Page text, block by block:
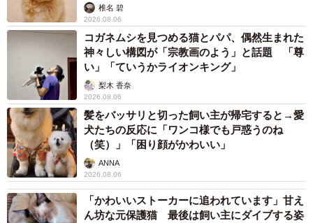
椎名 碧
2026.08.06
コガネムシを見つめる猫とパパ、偶然生まれた
神々しい構図が「宗教画のよう」と話題 「尊
い」「ていうかライオンキング」
梨木 香奈
2026.08.06
髪をバッサリと切った飼い主が帰宅すると→愛
犬たちの反応に「ワンコ様でも戸惑うのね
（笑）」「困り顔がかわいい」
ANNA
2026.08.06
「かわいいストーカーに追われています」甘え
ん坊な元保護猫 最後は飼い主にダイブする姿